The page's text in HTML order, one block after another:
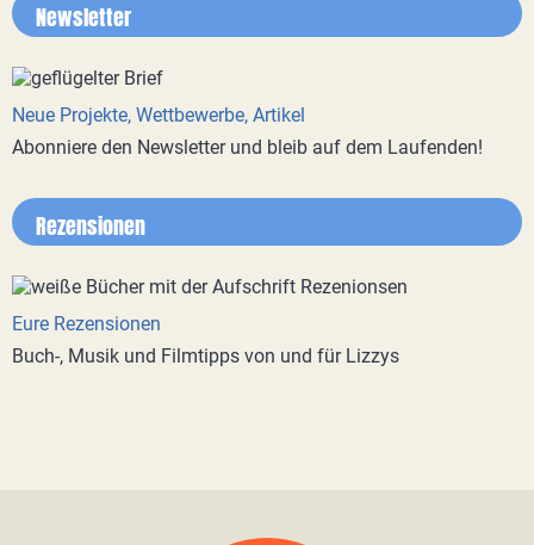
Newsletter
Neue Projekte, Wettbewerbe, Artikel
Abonniere den Newsletter und bleib auf dem Laufenden!
Rezensionen
Eure Rezensionen
Buch-, Musik und Filmtipps von und für Lizzys